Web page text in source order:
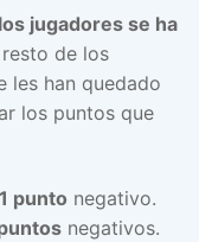
jugadores se ha
resto de los
les han quedado
los puntos que
1 punto negativo.
negativos.